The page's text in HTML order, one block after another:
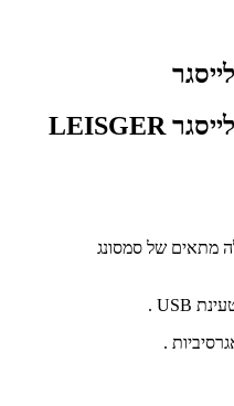
LEISGER
מתאים של סמסונג
USB
.
.